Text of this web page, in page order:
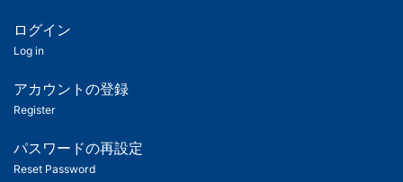
ツ
匿
名
ユ
ー
ログイン
Log in
アカウントの登録
Register
パスワードの再設定
Reset Password